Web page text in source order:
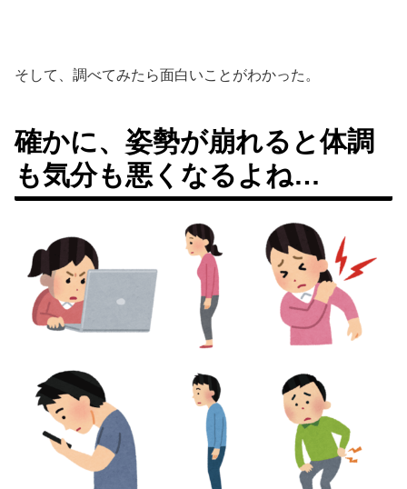
そして、調べてみたら面白いことがわかった。
確かに、姿勢が崩れると体調
も気分も悪くなるよね…